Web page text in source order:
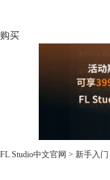
购买
FL Studio中文官网 > 新手入门